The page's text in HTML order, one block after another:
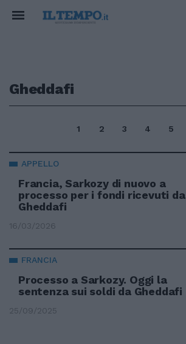
Gheddafi
1 2 3 4 5
APPELLO
Francia, Sarkozy di nuovo a
processo per i fondi ricevuti da
Gheddafi
16/03/2026
FRANCIA
Processo a Sarkozy. Oggi la
sentenza sui soldi da Gheddafi
25/09/2025